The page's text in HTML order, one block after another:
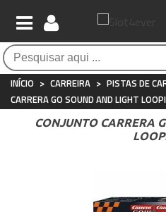
Whatsapp
Frete
Para
Pagamento
Compras
INÍCIO > CARREIRA > PISTAS DE
CARRERA GO SOUND AND LIGHT
CONJUNTO CARRERA